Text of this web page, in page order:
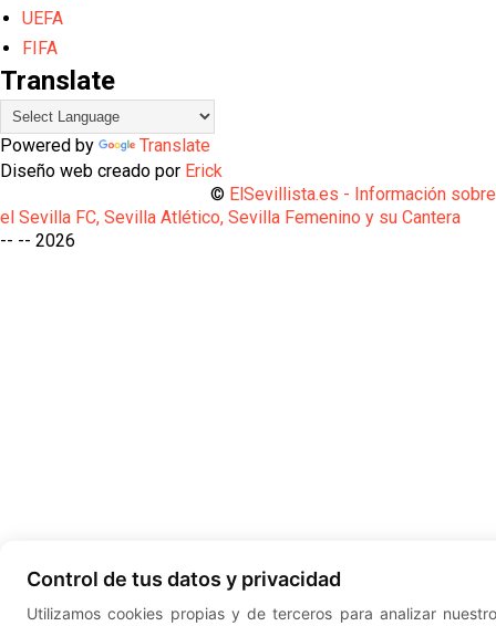
UEFA
FIFA
Translate
Powered by
Translate
Diseño web creado por Erick
© ElSevillista.es - Información sobre
el Sevilla FC, Sevilla Atlético, Sevilla Femenino y su Cantera
-- --
Control de tus datos y privacidad
Utilizamos cookies propias y de terceros para analizar
2026